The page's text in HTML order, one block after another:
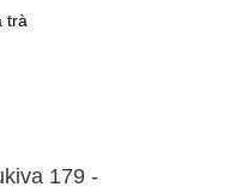
trà
179 -